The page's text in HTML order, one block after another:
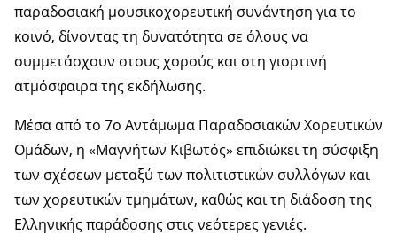
παραδοσιακή μουσικοχορευτική συνάντηση για το
κοινό, δίνοντας τη δυνατότητα σε όλους να
συμμετάσχουν στους χορούς και στη γιορτινή
ατμόσφαιρα της εκδήλωσης.
Μέσα από το 7ο Αντάμωμα Παραδοσιακών Χορευτικών
Ομάδων, η «Μαγνήτων Κιβωτός» επιδιώκει τη σύσφιξη
των σχέσεων μεταξύ των πολιτιστικών συλλόγων και
των χορευτικών τμημάτων, καθώς και τη διάδοση της
Ελληνικής παράδοσης στις νεότερες γενιές.